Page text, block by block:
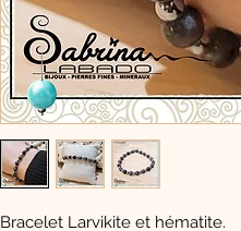
Bracelet Larvikite et hématite.